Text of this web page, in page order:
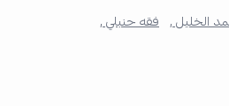
الخليل , فقه حنبلي ,